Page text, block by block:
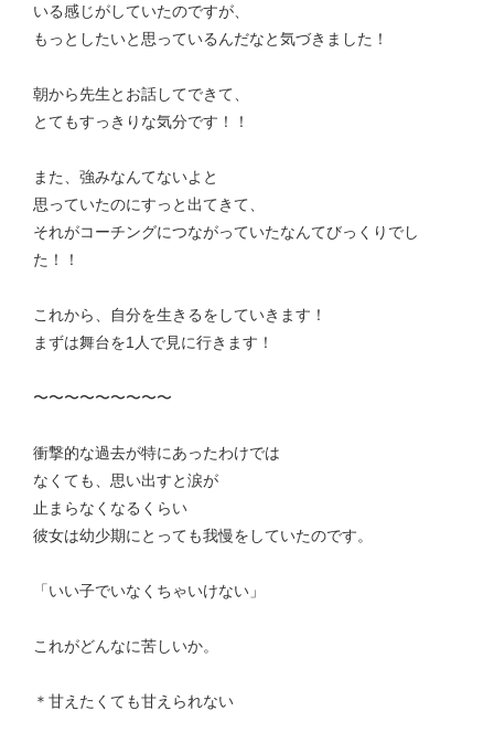
いる感じがしていたのですが、
もっとしたいと思っているんだなと気づきました！
朝から先生とお話してできて、
とてもすっきりな気分です！！
また、強みなんてないよと
思っていたのにすっと出てきて、
それがコーチングにつながっていたなんてびっくりでし
た！！
これから、自分を生きるをしていきます！
まずは舞台を1人で見に行きます！
〜〜〜〜〜〜〜〜〜
衝撃的な過去が特にあったわけでは
なくても、思い出すと涙が
止まらなくなるくらい
彼女は幼少期にとっても我慢をしていたのです。
「いい子でいなくちゃいけない」
これがどんなに苦しいか。
＊甘えたくても甘えられない